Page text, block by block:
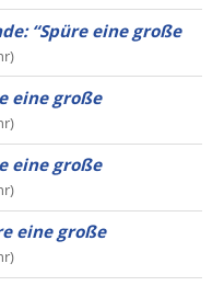
“Spüre eine große
eine große
eine große
eine große